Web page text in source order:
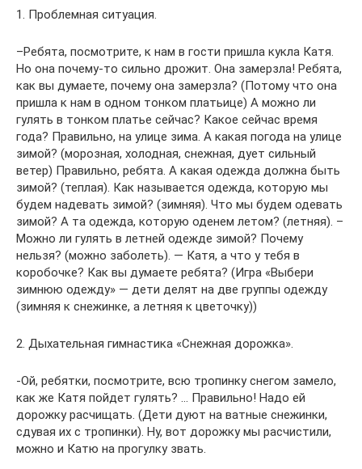
1. Проблемная ситуация.
–Ребята, посмотрите, к нам в гости пришла кукла Катя.
Но она почему-то сильно дрожит. Она замерзла! Ребята,
как вы думаете, почему она замерзла? (Потому что она
пришла к нам в одном тонком платьице) А можно ли
гулять в тонком платье сейчас? Какое сейчас время
года? Правильно, на улице зима. А какая погода на улице
зимой? (морозная, холодная, снежная, дует сильный
ветер) Правильно, ребята. А какая одежда должна быть
зимой? (теплая). Как называется одежда, которую мы
будем надевать зимой? (зимняя). Что мы будем одевать
зимой? А та одежда, которую оденем летом? (летняя). –
Можно ли гулять в летней одежде зимой? Почему
нельзя? (можно заболеть). — Катя, а что у тебя в
коробочке? Как вы думаете ребята? (Игра «Выбери
зимнюю одежду» — дети делят на две группы одежду
(зимняя к снежинке, а летняя к цветочку))
2. Дыхательная гимнастика «Снежная дорожка».
-Ой, ребятки, посмотрите, всю тропинку снегом замело,
как же Катя пойдет гулять? … Правильно! Надо ей
дорожку расчищать. (Дети дуют на ватные снежинки,
сдувая их с тропинки). Ну, вот дорожку мы расчистили,
можно и Катю на прогулку звать.